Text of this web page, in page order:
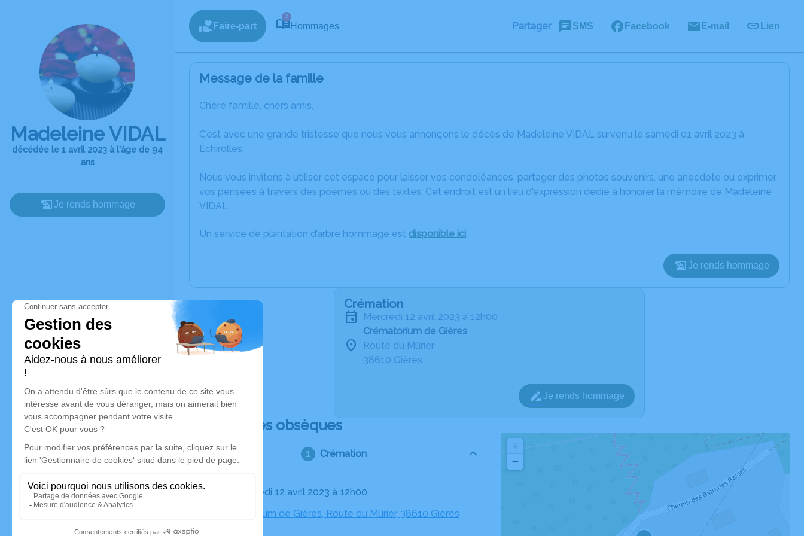
Madeleine VIDAL
décédée le 1 avril 2023 à l'âge de 94
ans
Je rends hommage
Faire-part
2
Hommages Partager SMS Facebook E-mail Lien
Message de la famille
Chère famille, chers amis,
C’est avec une grande tristesse que nous vous annonçons le décès de Madeleine VIDAL survenu le samedi 01 avril 2023 à
Échirolles.
Nous vous invitons à utiliser cet espace pour laisser vos condoléances, partager des photos souvenirs, une anecdote ou exprimer
vos pensées à travers des poèmes ou des textes. Cet endroit est un lieu d'expression dédié à honorer la mémoire de Madeleine
VIDAL.
Un service de plantation d’arbre hommage est disponible ici.
Je rends hommage
Crémation
mercredi 12 avril 2023 à 12h00
Crématorium de Gières
Route du Mûrier
38610 Gières
Je rends hommage
Déroulé des obsèques
Crémation
Le mercredi 12 avril 2023 à 12h00
Crématorium de Gières, Route du Mûrier, 38610 Gières
−